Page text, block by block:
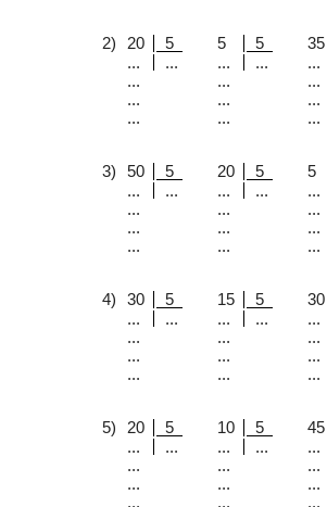
2) 20 5 5 5 35
...
... ... ... ...
...
... ...
...
... ...
...
... ...
3) 50 5 20 5 5
...
... ... ... ...
...
... ...
...
... ...
...
... ...
4) 30 5 15 5 30
...
... ... ... ...
...
... ...
...
... ...
...
... ...
5) 20 5 10 5 45
...
... ... ... ...
...
... ...
...
... ...
...
... ...